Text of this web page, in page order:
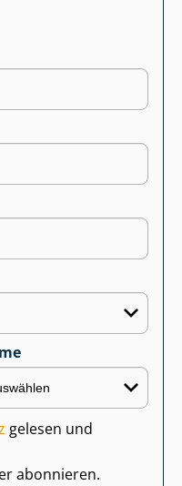
gelesen und
abonnieren.